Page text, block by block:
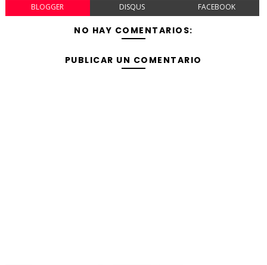
BLOGGER DISQUS FACEBOOK
NO HAY COMENTARIOS:
PUBLICAR UN COMENTARIO